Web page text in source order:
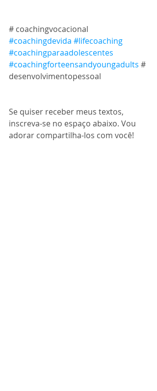
# coachingvocacional
#coachingdevida #lifecoaching
#coachingparaadolescentes
#coachingforteensandyoungadults #
desenvolvimentopessoal
Se quiser receber meus textos,
inscreva-se no espaço abaixo. Vou
adorar compartilha-los com você!